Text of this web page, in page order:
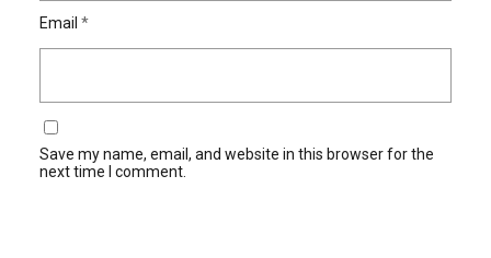
Email *
Save my name, email, and website in this browser for the
next time I comment.